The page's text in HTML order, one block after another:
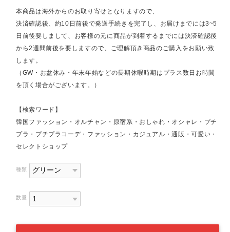
本商品は海外からのお取り寄せとなりますので、
決済確認後、約10日前後で発送手続きを完了し、お届けまでには3~5
日前後要しまして、お客様の元に商品が到着するまでには決済確認後
から2週間前後を要しますので、ご理解頂き商品のご購入をお願い致
します。
（GW・お盆休み・年末年始などの長期休暇時期はプラス数日お時間
を頂く場合がございます。）
【検索ワード】
韓国ファッション・オルチャン・原宿系・おしゃれ・オシャレ・プチ
プラ・プチプラコーデ・ファッション・カジュアル・通販・可愛い・
セレクトショップ
種類
数量